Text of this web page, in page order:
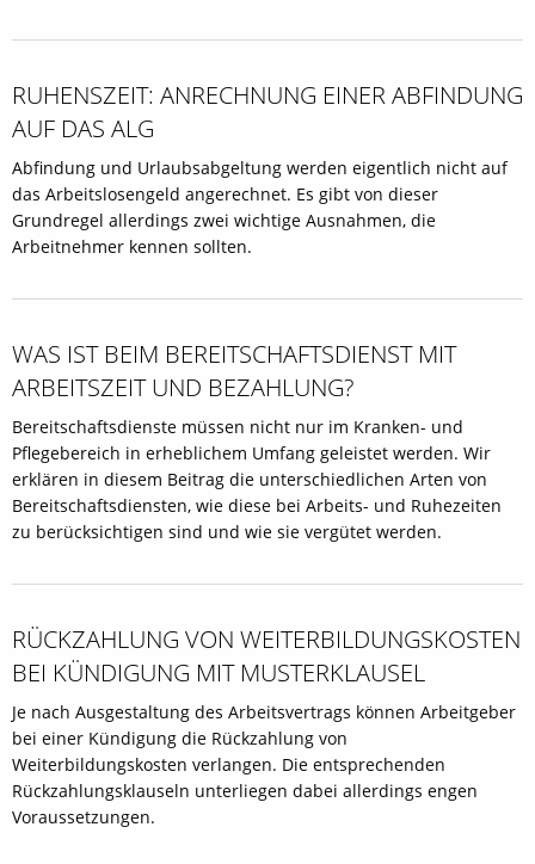
RUHENSZEIT: ANRECHNUNG EINER ABFINDUNG
AUF DAS ALG
Abfindung und Urlaubsabgeltung werden eigentlich nicht auf
das Arbeitslosengeld angerechnet. Es gibt von dieser
Grundregel allerdings zwei wichtige Ausnahmen, die
Arbeitnehmer kennen sollten.
WAS IST BEIM BEREITSCHAFTSDIENST MIT
ARBEITSZEIT UND BEZAHLUNG?
Bereitschaftsdienste müssen nicht nur im Kranken- und
Pflegebereich in erheblichem Umfang geleistet werden. Wir
erklären in diesem Beitrag die unterschiedlichen Arten von
Bereitschaftsdiensten, wie diese bei Arbeits- und Ruhezeiten
zu berücksichtigen sind und wie sie vergütet werden.
RÜCKZAHLUNG VON WEITERBILDUNGSKOSTEN
BEI KÜNDIGUNG MIT MUSTERKLAUSEL
Je nach Ausgestaltung des Arbeitsvertrags können Arbeitgeber
bei einer Kündigung die Rückzahlung von
Weiterbildungskosten verlangen. Die entsprechenden
Rückzahlungsklauseln unterliegen dabei allerdings engen
Voraussetzungen.